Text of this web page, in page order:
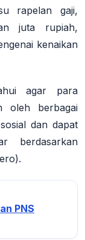
rapelan gaji,
juta rupiah,
kenaikan
agar para
oleh berbagai
dan dapat
berdasarkan
PNS